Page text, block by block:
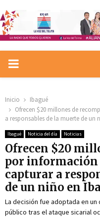
PRIMARY
Inicio
Ibagué
Ofrecen $20 millones de
a responsables de la muerte de un
Ibagué Noticia del día Noticias
Ofrecen $20
por información
capturar a
de un niño en
La decisión fue adoptada en
público tras el ataque sicarial